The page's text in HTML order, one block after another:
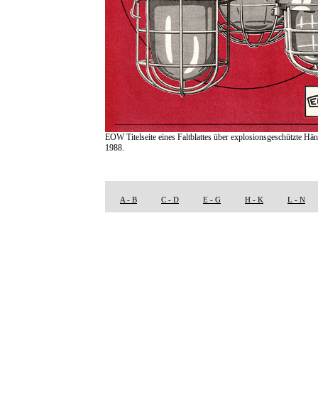
EOW Titelseite eines Faltblattes über explosionsgeschützte
1988.
A - B C - D E - G H - K L - N